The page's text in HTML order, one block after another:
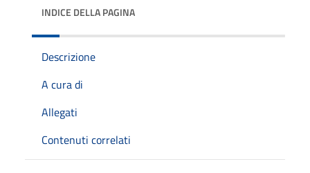
INDICE DELLA PAGINA
Descrizione
A cura di
Allegati
Contenuti correlati